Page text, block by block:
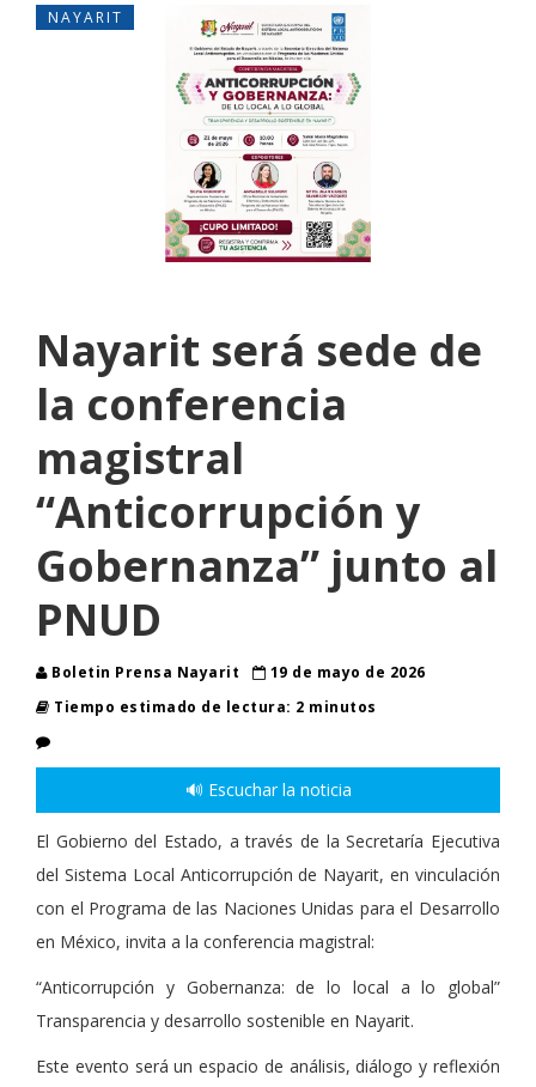
NAYARIT
Nayarit será sede de
la conferencia
magistral
“Anticorrupción y
Gobernanza” junto al
PNUD
Boletin Prensa Nayarit
19 de mayo de 2026
Tiempo estimado de lectura: 2 minutos
🔊 Escuchar la noticia
El Gobierno del Estado, a través de la Secretaría Ejecutiva
del Sistema Local Anticorrupción de Nayarit, en vinculación
con el Programa de las Naciones Unidas para el Desarrollo
en México, invita a la conferencia magistral:
“Anticorrupción y Gobernanza: de lo local a lo global”
Transparencia y desarrollo sostenible en Nayarit.
Este evento será un espacio de análisis, diálogo y reflexión